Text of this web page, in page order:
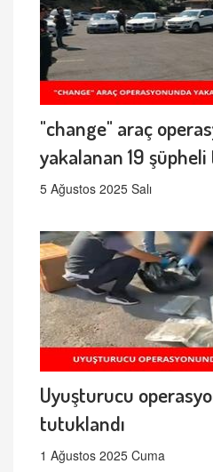
"change" araç
yakalanan 19
5 Ağustos 2025 Salı
Uyuşturucu
tutuklandı
1 Ağustos 2025 Cuma